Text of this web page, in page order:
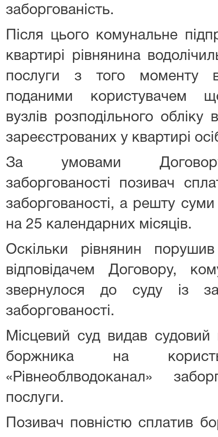
заборгованість.
Після цього комунальне
квартирі рівнянина
послуги з того моменту
поданими користувачем
вузлів розподільного
зареєстрованих у квартирі
За умовами Договору
заборгованості позивач
заборгованості, а решту
на 25 календарних місяців.
Оскільки рівнянин
відповідачем Договору,
звернулося до суду із
заборгованості.
Місцевий суд видав
боржника на
«Рівнеоблводоканал»
послуги.
Позивач повністю сплатив